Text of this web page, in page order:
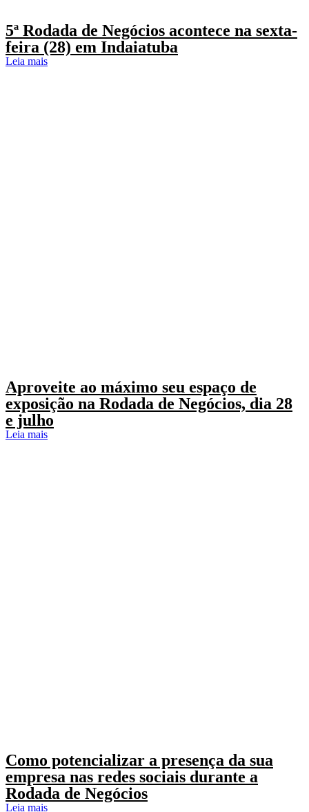
5ª Rodada de Negócios acontece na sexta-
feira (28) em Indaiatuba
Leia mais
Aproveite ao máximo seu espaço de
exposição na Rodada de Negócios, dia 28
e julho
Leia mais
Como potencializar a presença da sua
empresa nas redes sociais durante a
Rodada de Negócios
Leia mais